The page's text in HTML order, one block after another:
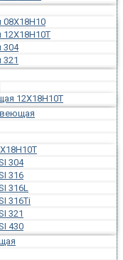
304
12Х18Н10Т
304
316
316L
316Ti
321
430